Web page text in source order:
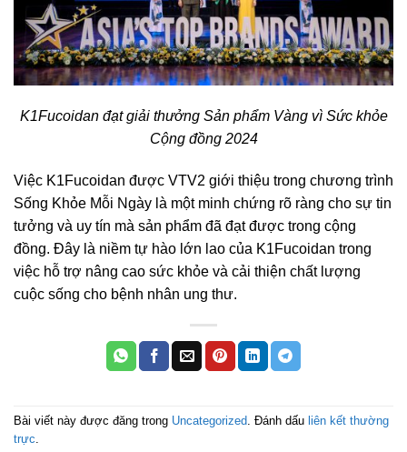
K1Fucoidan đạt giải thưởng Sản phẩm Vàng vì Sức khỏe
Cộng đồng 2024
Việc K1Fucoidan được VTV2 giới thiệu trong chương trình
Sống Khỏe Mỗi Ngày là một minh chứng rõ ràng cho sự tin
tưởng và uy tín mà sản phẩm đã đạt được trong cộng
đồng. Đây là niềm tự hào lớn lao của K1Fucoidan trong
việc hỗ trợ nâng cao sức khỏe và cải thiện chất lượng
cuộc sống cho bệnh nhân ung thư.
Bài viết này được đăng trong Uncategorized . Đánh dấu liên kết thường
trực